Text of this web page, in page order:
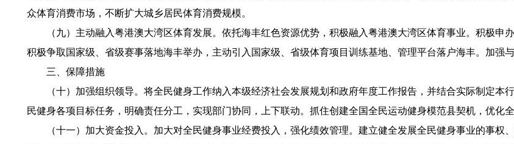
众体育消费市场，不断扩大城乡居民体育消费规模。
（九）主动融入粤港澳大湾区体育发展。依托海丰红色资源优势，积极融入粤港澳大湾区体育事业。积极申
积极争取国家级、省级赛事落地海丰举办，主动引入国家级、省级体育项目训练基地、管理平台落户海丰。加强
三、保障措施
（十）加强组织领导。将全民健身工作纳入本级经济社会发展规划和政府年度工作报告，并结合实际制定本
民健身各项目标任务，明确责任分工，实现部门协同，上下联动。抓住创建全国全民运动健身模范县契机，优化
（十一）加大资金投入。加大对全民健身事业经费投入，强化绩效管理。建立健全发展全民健身事业的事权